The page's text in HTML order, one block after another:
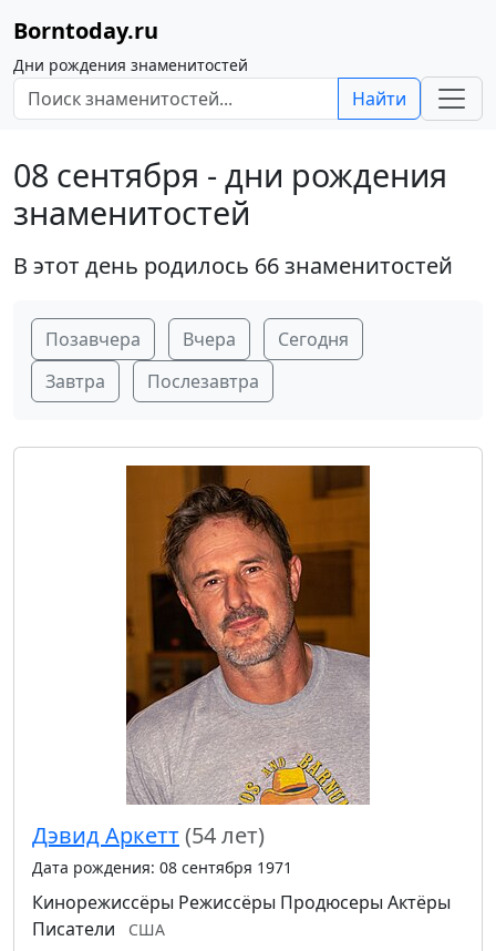
Borntoday.ru
Дни рождения знаменитостей
Найти
08 сентября - дни рождения
знаменитостей
В этот день родилось 66 знаменитостей
Позавчера Вчера
Сегодня
Завтра
Послезавтра
Дэвид Аркетт (54 лет)
Дата рождения: 08 сентября 1971
Кинорежиссёры Режиссёры Продюсеры Актёры
Писатели
США